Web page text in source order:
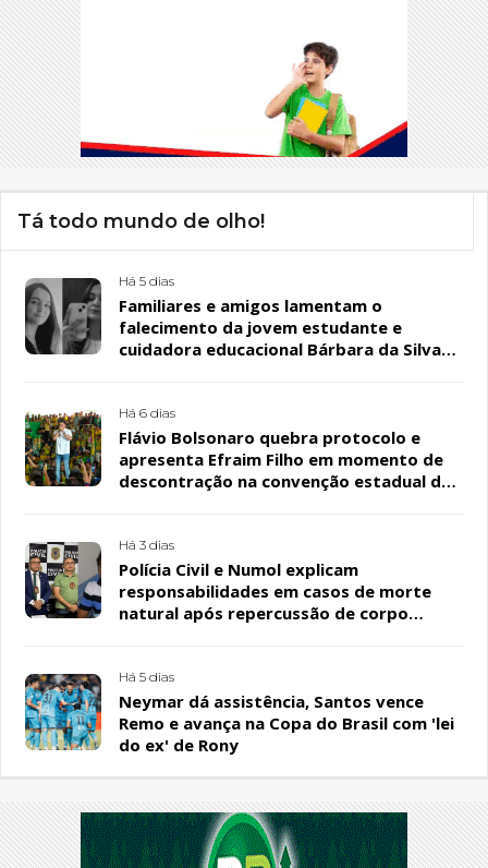
Tá todo mundo de olho!
Há 5 dias
Familiares e amigos lamentam o
falecimento da jovem estudante e
cuidadora educacional Bárbara da Silva
Há 6 dias
Flávio Bolsonaro quebra protocolo e
apresenta Efraim Filho em momento de
descontração na convenção estadual do
Há 3 dias
Polícia Civil e Numol explicam
responsabilidades em casos de morte
natural após repercussão de corpo
Há 5 dias
Neymar dá assistência, Santos vence
Remo e avança na Copa do Brasil com 'lei
do ex' de Rony